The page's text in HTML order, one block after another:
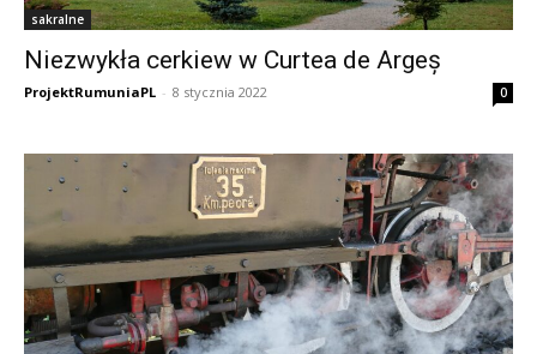
sakralne
Niezwykła cerkiew w Curtea de Argeș
ProjektRumuniaPL - 8 stycznia 2022 0